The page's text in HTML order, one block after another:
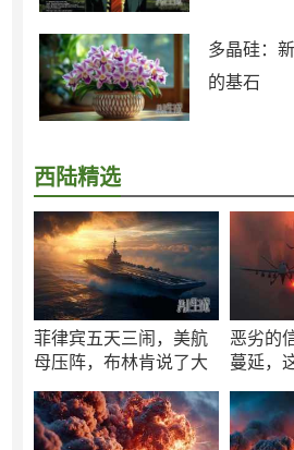
多晶硅：
的基石
西陆精选
菲律宾五天三闹，美航
母压阵，布林肯说了大
恶劣的
蔓延，